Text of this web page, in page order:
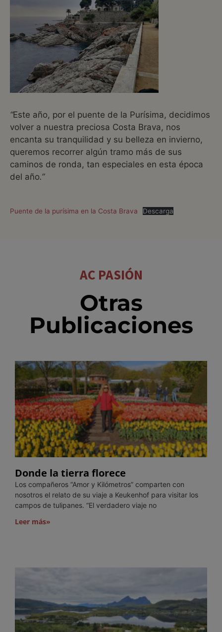
“Este año, por el puente de la Purísima, decidimos
volver a nuestra preciosa Costa Brava, nos
encanta su tranquilidad y su belleza en invierno,
queremos recorrer algún tramo más de sus
caminos de ronda, tan especiales en esta época
del año.”
Puente de la purísima en la Costa Brava Descarga
AC PASIÓN
Otras
Publicaciones
Donde la tierra florece
Los compañeros “Amor y Kilómetros” comparten con
nosotros el relato de su viaje a Keukenhof para visitar los
campos de tulipanes. “El verdadero viaje no
Leer más»